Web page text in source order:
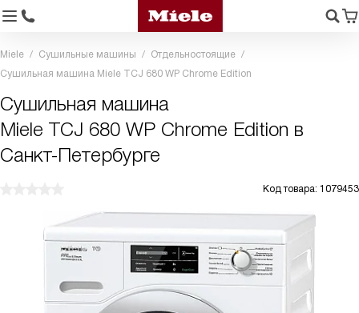
Miele Сушильные машины
Отдельностоящие
Сушильная машина Miele TCJ 680 WP Chrome Edition
Сушильная машина
Miele TCJ 680 WP Chrome Edition в
Санкт-Петербурге
Код товара: 1079453